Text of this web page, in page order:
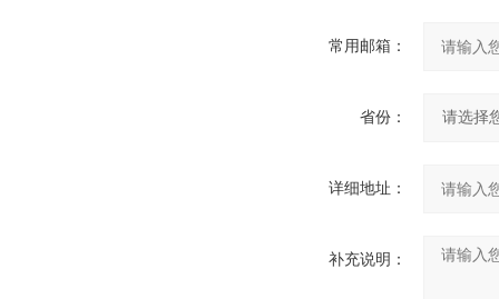
常用邮箱：
省份：
详细地址：
补充说明：